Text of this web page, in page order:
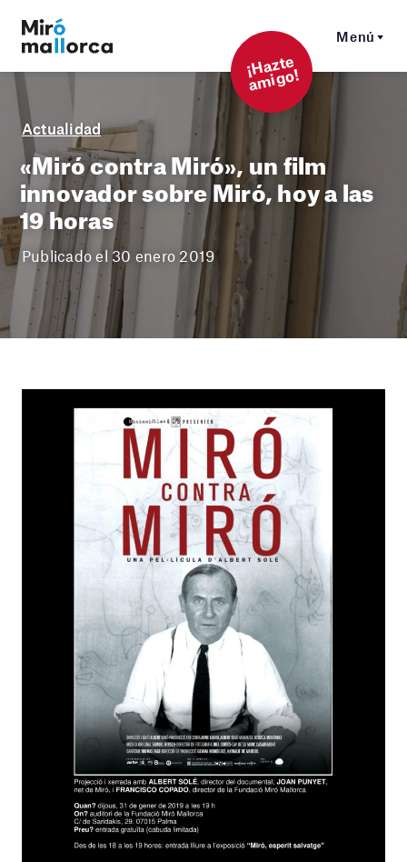
Menú
¡
Hazt
e
a
mi
g
o!
Actualidad
«Miró contra Miró», un film
innovador sobre Miró, hoy a las
19 horas
Publicado el 30 enero 2019